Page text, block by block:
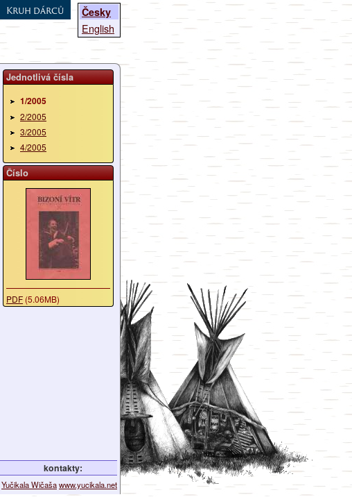
Česky
English
Kruh dárců
Jednotlivá čísla
1/2005
2/2005
3/2005
4/2005
Číslo
PDF (5.06MB)
kontakty:
Yučikala Wičašawww.yucikala.net